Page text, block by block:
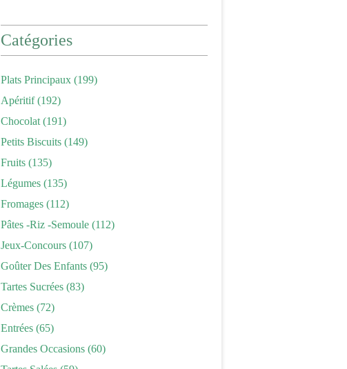
Catégories
Plats Principaux (199)
Apéritif(192)
Chocolat (191)
Petits Biscuits (149)
Fruits (135)
Légumes (135)
Fromages (112)
Pâtes -riz -semoule (112)
Jeux-Concours (107)
Goûter Des Enfants (95)
Tartes Sucrées (83)
Crèmes (72)
Entrées (65)
Grandes Occasions (60)